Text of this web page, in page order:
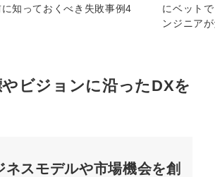
に知っておくべき失敗事例4
にベット
ンジニア
ビジョンに沿ったDXを
ネスモデルや市場機会を創